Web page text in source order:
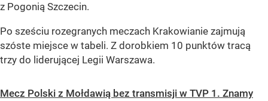
z Pogonią Szczecin.
Po sześciu rozegranych meczach Krakowianie zajmują
szóste miejsce w tabeli. Z dorobkiem 10 punktów tracą
trzy do liderującej Legii Warszawa.
Mecz Polski z Mołdawią bez transmisji w TVP 1. Znamy